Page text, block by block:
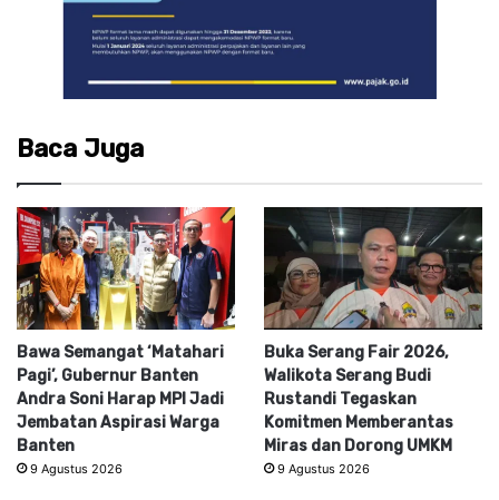
Baca Juga
Bawa Semangat ‘Matahari
Pagi’, Gubernur Banten
Andra Soni Harap MPI Jadi
Jembatan Aspirasi Warga
Banten
9 Agustus 2026
Buka Serang Fair 2026,
Walikota Serang Budi
Rustandi Tegaskan
Komitmen Memberantas
Miras dan Dorong UMKM
9 Agustus 2026